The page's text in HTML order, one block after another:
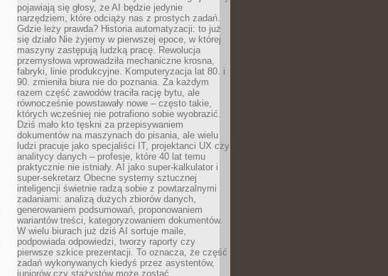
pojawiają się głosy, że AI będzie jedynie
narzędziem, które odciąży nas z prostych zadań.
Gdzie leży prawda? Historia automatyzacji: to już
się działo Nie żyjemy w pierwszej epoce, w której
maszyny zastępują ludzką pracę. Rewolucja
przemysłowa wprowadziła mechaniczne krosna,
fabryki, linie produkcyjne. Komputeryzacja lat 80. i
90. zmieniła biura nie do poznania. Za każdym
razem część zawodów traciła rację bytu, ale
równocześnie powstawały nowe – często takie,
których wcześniej nie potrafiono sobie wyobrazić.
Dziś mało kto tęskni za przepisywaniem
dokumentów na maszynach do pisania, ale wielu
ludzi pracuje jako specjaliści IT, projektanci UX czy
analitycy danych – profesje, które 40 lat temu
praktycznie nie istniały. AI jako super-kalkulator i
super-sekretarz Obecne systemy sztucznej
inteligencji świetnie radzą sobie z powtarzalnymi
zadaniami: analizą dużych zbiorów danych,
generowaniem podsumowań, proponowaniem
wariantów treści, kategoryzowaniem dokumentów.
W wielu biurach już dziś AI sortuje maile,
podpowiada odpowiedzi, tworzy raporty czy
pierwsze szkice prezentacji. To oznacza, że część
zadań wykonywanych kiedyś przez asystentów,
juniorów czy stażystów może zostać